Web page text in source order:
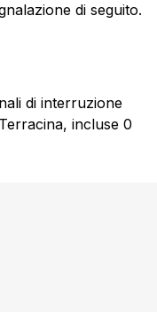
di seguito.
di interruzione
incluse 0